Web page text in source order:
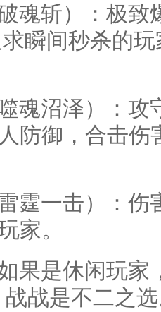
魂斩）：极致
瞬间秒杀的
魂沼泽）：攻
防御，合击伤
霆一击）：伤
家。
果是休闲玩家
战是不二之